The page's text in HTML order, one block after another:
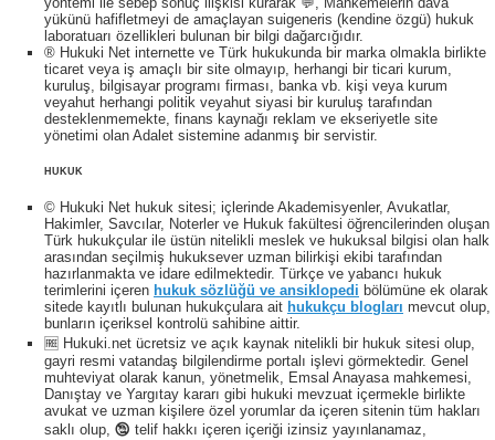
yükünü hafifletmeyi de amaçlayan suigeneris (kendine özgü) hukuk
laboratuarı özellikleri bulunan bir bilgi dağarcığıdır.
® Hukuki Net internette ve Türk hukukunda bir marka olmakla birlikte
ticaret veya iş amaçlı bir site olmayıp, herhangi bir ticari kurum,
kuruluş, bilgisayar programı firması, banka vb. kişi veya kurum
veyahut herhangi politik veyahut siyasi bir kuruluş tarafından
desteklenmemekte, finans kaynağı reklam ve ekseriyetle site
yönetimi olan Adalet sistemine adanmış bir servistir.
HUKUK
© Hukuki Net hukuk sitesi; içlerinde Akademisyenler, Avukatlar,
Hakimler, Savcılar, Noterler ve Hukuk fakültesi öğrencilerinden oluşan
Türk hukukçular ile üstün nitelikli meslek ve hukuksal bilgisi olan halk
arasından seçilmiş hukuksever uzman bilirkişi ekibi tarafından
hazırlanmakta ve idare edilmektedir. Türkçe ve yabancı hukuk
terimlerini içeren hukuk sözlüğü ve ansiklopedi bölümüne ek olarak
sitede kayıtlı bulunan hukukçulara ait hukukçu blogları mevcut olup,
bunların içeriksel kontrolü sahibine aittir.
🆓 Hukuki.net ücretsiz ve açık kaynak nitelikli bir hukuk sitesi olup,
gayri resmi vatandaş bilgilendirme portalı işlevi görmektedir. Genel
muhteviyat olarak kanun, yönetmelik, Emsal Anayasa mahkemesi,
Danıştay ve Yargıtay kararı gibi hukuki mevzuat içermekle birlikte
avukat ve uzman kişilere özel yorumlar da içeren sitenin tüm hakları
saklı olup, 🕲 telif hakkı içeren içeriği izinsiz yayınlanamaz,